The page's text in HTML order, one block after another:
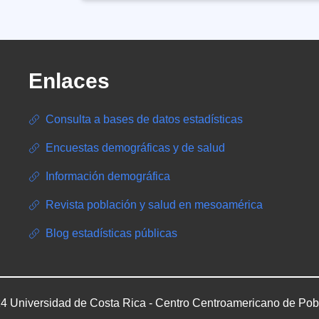
Enlaces
Consulta a bases de datos estadísticas
Encuestas demográficas y de salud
Información demográfica
Revista población y salud en mesoamérica
Blog estadísticas públicas
Universidad de Costa Rica - Centro Centroamericano de